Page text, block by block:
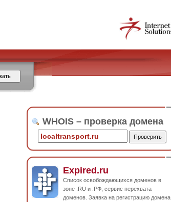
WHOIS – проверка домена
Expired.ru
Список освобождающихся доменов в
зоне .RU и .РФ, сервис перехвата
доменов. Заявка на регистрацию домена